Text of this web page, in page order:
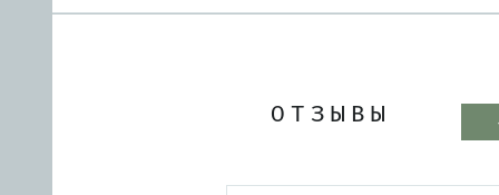
ОТЗЫВЫ